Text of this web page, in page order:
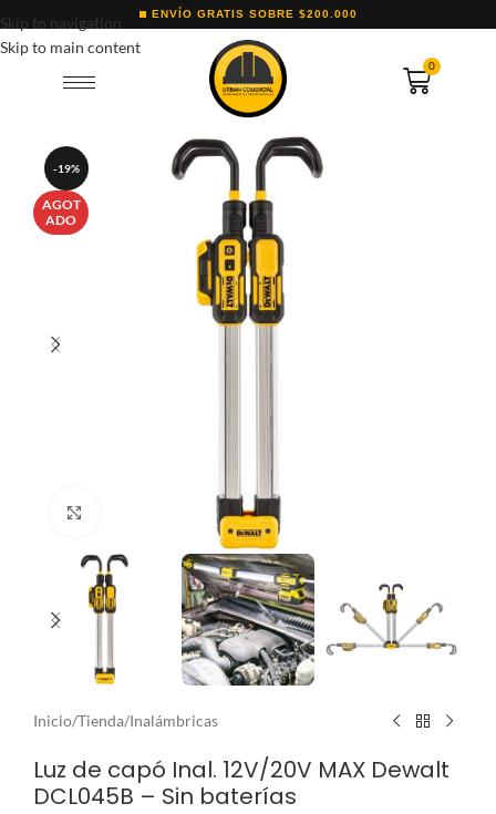
Skip to navigation
Skip to main content
ENVÍO GRATIS SOBRE $200.000
0
-19%
AGOT
ADO
Inicio/Tienda/Inalámbricas
Luz de capó Inal. 12V/20V MAX Dewalt
DCL045B – Sin baterías